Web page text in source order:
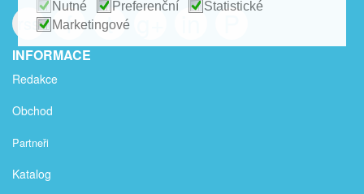
rss f t in
INFORMACE
Redakce
Obchod
Partneři
Katalog
Nutné Preferenční
Statistické
Marketingové